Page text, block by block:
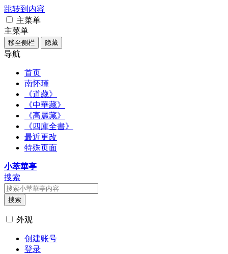
跳转到内容
主菜单
主菜单
移至侧栏 隐藏
导航
首页
南怀瑾
《道藏》
《中華藏》
《高麗藏》
《四庫全書》
最近更改
特殊页面
小萃華亭
搜索
搜索
外观
创建账号
登录